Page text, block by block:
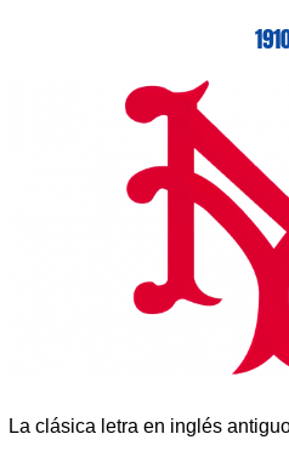
La clásica letra en inglés